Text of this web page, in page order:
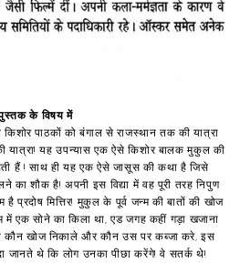
के विषय में
पाठकों को बंगाल से राजस्थान तक की यात्रा
यह उपन्यास एक ऐसे किशोर बालक मुकुल की
हैं ! साथ ही यह एक ऐसे जासूस की कथा है जिसे
का शौक है! अपनी इस विद्या में वह पूरी तरह निपुण
प्रदोष मित्तिर! मुकुल के पूर्व जन्म की बातों की खोज
एक सोने का किला था, एड जगह कहीं गड़ा खजाना
कौन खोज निकाले और कौन उस पर कब्जा करे, इस
जानते थे कि लोग उनका पीछा करेंगे! वे सतर्क थे!